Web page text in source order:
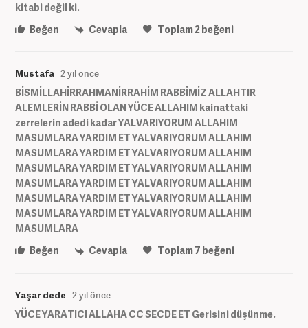
kitabi değil ki.
Beğen
Cevapla Toplam2beğeni
Mustafa 2 yıl önce
BİSMİLLAHİRRAHMANİRRAHİM RABBİMİZ ALLAHTIR
ALEMLERİN RABBİ OLAN YÜCE ALLAHIM kainattaki
zerrelerin adedi kadar YALVARIYORUM ALLAHIM
MASUMLARA YARDIM ET YALVARIYORUM ALLAHIM
MASUMLARA YARDIM ET YALVARIYORUM ALLAHIM
MASUMLARA YARDIM ET YALVARIYORUM ALLAHIM
MASUMLARA YARDIM ET YALVARIYORUM ALLAHIM
MASUMLARA YARDIM ET YALVARIYORUM ALLAHIM
MASUMLARA YARDIM ET YALVARIYORUM ALLAHIM
MASUMLARA
Beğen
Cevapla Toplam7 beğeni
Yaşar dede 2 yıl önce
YÜCE YARATICI ALLAHA CC SECDE ET Gerisini düşünme.